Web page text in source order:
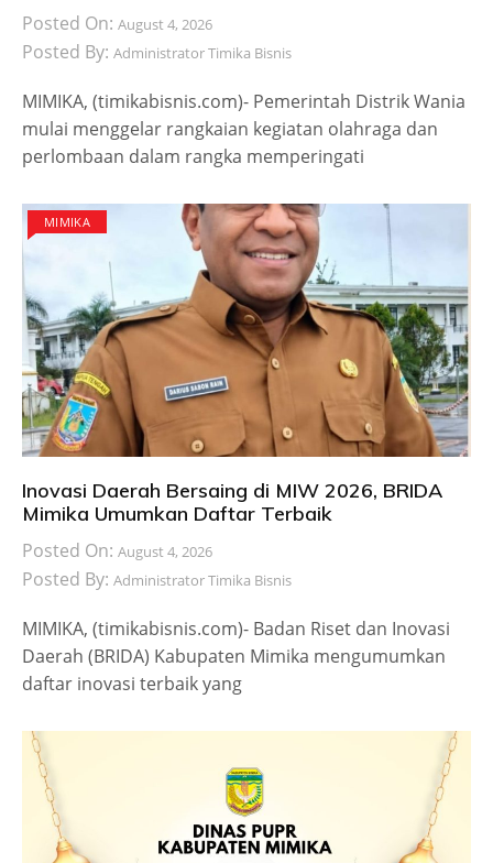
Posted On: August 4, 2026
Posted By: Administrator Timika Bisnis
MIMIKA, (timikabisnis.com)- Pemerintah Distrik Wania
mulai menggelar rangkaian kegiatan olahraga dan
perlombaan dalam rangka memperingati
MIMIKA
Inovasi Daerah Bersaing di MIW 2026, BRIDA
Mimika Umumkan Daftar Terbaik
Posted On: August 4, 2026
Posted By: Administrator Timika Bisnis
MIMIKA, (timikabisnis.com)- Badan Riset dan Inovasi
Daerah (BRIDA) Kabupaten Mimika mengumumkan
daftar inovasi terbaik yang